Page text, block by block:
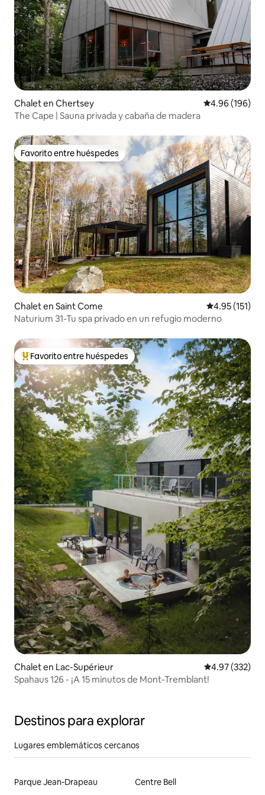
Chalet en Chertsey Calificación
4.96 (196)
The Cape | Sauna privada y cabaña de madera
Favorito entre huéspedes
Favorito entre huéspedes
Chalet en Saint Come Calificación
4.95 (151)
Naturium 31-Tu spa privado en un refugio moderno
De los mejores en Favorito entre huéspedes
Favorito entre huéspedes
Chalet en Lac-Supérieur Calificación
4.97 (332)
Spahaus 126 - ¡A 15 minutos de Mont-Tremblant!
Destinos para explorar
Lugares emblemáticos cercanos
Parque Jean-Drapeau Centre Bell